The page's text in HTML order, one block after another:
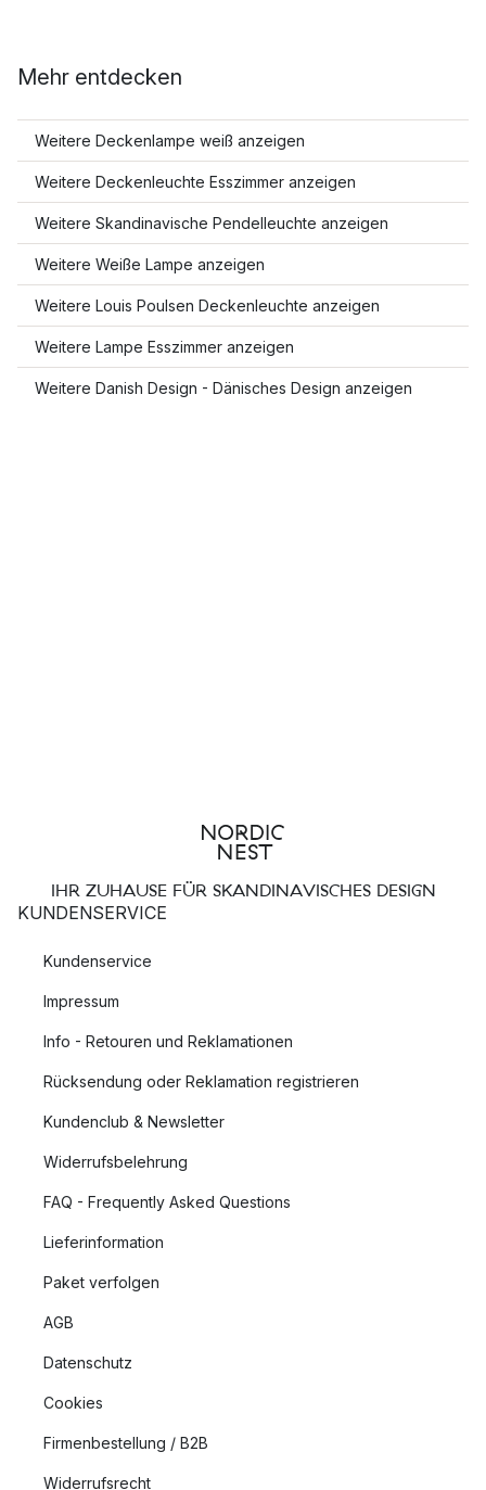
Mehr entdecken
Weitere Deckenlampe weiß anzeigen
Weitere Deckenleuchte Esszimmer anzeigen
Weitere Skandinavische Pendelleuchte anzeigen
Weitere Weiße Lampe anzeigen
Weitere Louis Poulsen Deckenleuchte anzeigen
Weitere Lampe Esszimmer anzeigen
Weitere Danish Design - Dänisches Design anzeigen
IHR ZUHAUSE FÜR SKANDINAVISCHES DESIGN
KUNDENSERVICE
Kundenservice
Impressum
Info - Retouren und Reklamationen
Rücksendung oder Reklamation registrieren
Kundenclub & Newsletter
Widerrufsbelehrung
FAQ - Frequently Asked Questions
Lieferinformation
Paket verfolgen
AGB
Datenschutz
Cookies
Firmenbestellung / B2B
Widerrufsrecht